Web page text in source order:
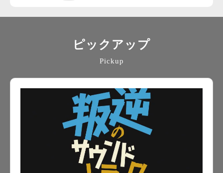
ピックアップ
Pickup